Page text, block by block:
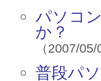
パソコ
か？
（2007/
普段パ